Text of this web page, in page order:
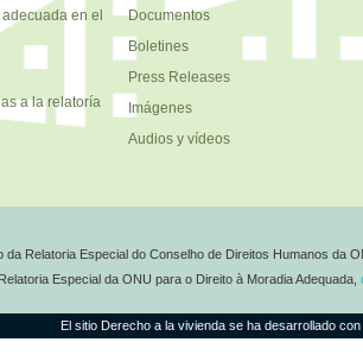
en el
a la relatoría
Documentos
Boletines
Press Releases
Imágenes
Audios y vídeos
da Relatoria Especial do Conselho de Direitos Humanos da
Especial da ONU para o Direito à Moradia Adequada,
El sitio Derecho a la vivienda se ha desarrollado